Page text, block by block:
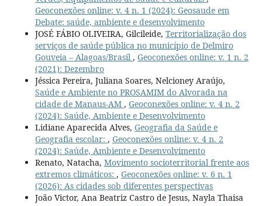
Geoconexões online: v. 4 n. 1 (2024): Geosaude em
Debate: saúde, ambiente e desenvolvimento
JOSÉ FÁBIO OLIVEIRA, Gilcileide, Territorialização dos
serviços de saúde pública no município de Delmiro
Gouveia – Alagoas/Brasil , Geoconexões online: v. 1 n. 2
(2021): Dezembro
Jéssica Pereira, Juliana Soares, Nelcioney Araújo,
Saúde e Ambiente no PROSAMIM do Alvorada na
cidade de Manaus-AM , Geoconexões online: v. 4 n. 2
(2024): Saúde, Ambiente e Desenvolvimento
Lidiane Aparecida Alves, Geografia da Saúde e
Geografia escolar: , Geoconexões online: v. 4 n. 2
(2024): Saúde, Ambiente e Desenvolvimento
Renato, Natacha, Movimento socioterritorial frente aos
extremos climáticos: , Geoconexões online: v. 6 n. 1
(2026): As cidades sob diferentes perspectivas
João Victor, Ana Beatriz Castro de Jesus, Nayla Thaisa